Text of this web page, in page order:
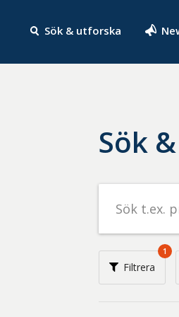
Sök & utforska
Sök
Sök
livsmedel
på
t.ex.
produkt,
varumärke,
Filtrera
1